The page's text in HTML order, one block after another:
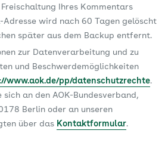
Ihres Kommentars
wird nach 60 Tagen gelöscht
später aus dem Backup entfernt.
zur Datenverarbeitung und zu
und Beschwerdemöglichkeiten
www.aok.de/pp/datenschutzrechte.
sich an den AOK-Bundesverband,
Berlin oder an unseren
über das Kontaktformular.